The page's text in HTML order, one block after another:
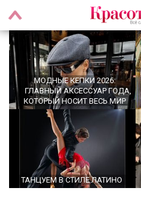
МОДНЫЕ КЕПКИ 2026:
ГЛАВНЫЙ АКСЕССУАР ГОДА,
КОТОРЫЙ НОСИТ ВЕСЬ МИР
ТАНЦУЕМ В СТИЛЕ ЛАТИНО